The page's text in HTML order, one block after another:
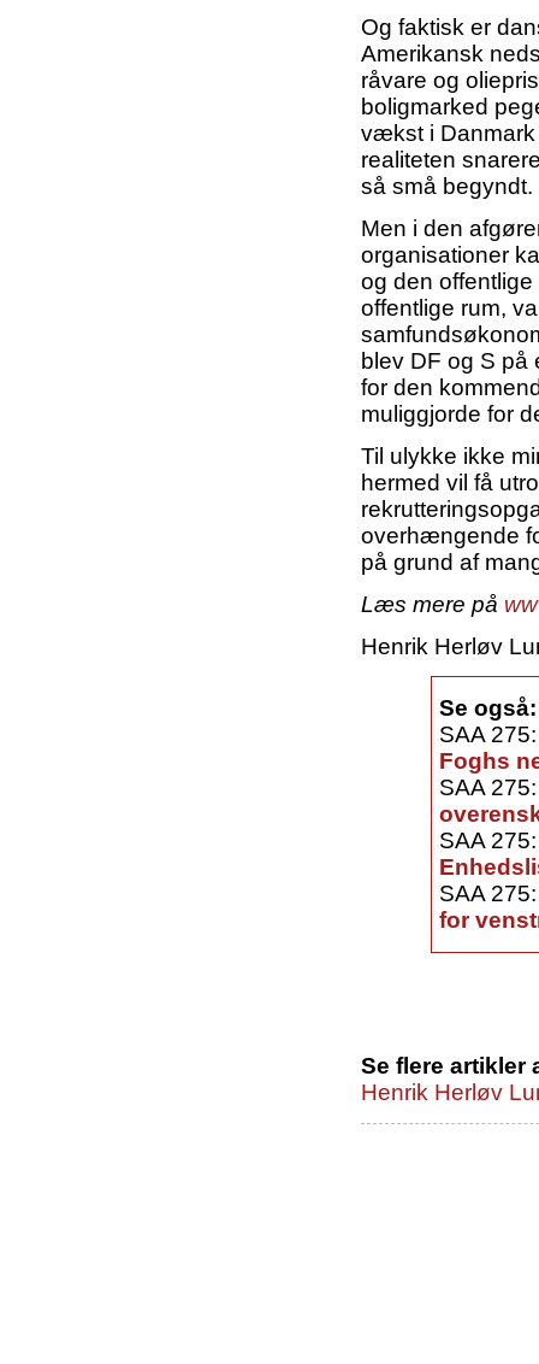
Og faktisk er
Amerikansk
råvare og
boligmarked
vækst i Danmark
realiteten
så små begyndt.
Men i den
organisationer
og den
offentlige rum,
blev DF og S på
for den
muliggjorde for
Til ulykke ikke
hermed vil få
overhængende
på grund af
Læs mere på
Henrik Herløv
Se også:
SAA
Foghs
SAA
SAA
SAA
for
Se flere artikler
Henrik Herløv